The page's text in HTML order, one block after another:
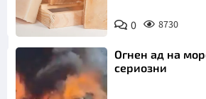
0 8730
Огнен ад на
сериозни